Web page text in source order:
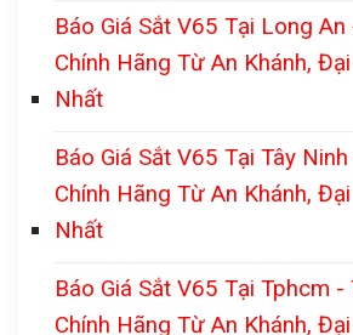
Báo Giá Sắt V65 Tại Long
Chính Hãng Từ An Khánh,
Nhất
Báo Giá Sắt V65 Tại Tây
Chính Hãng Từ An Khánh,
Nhất
Báo Giá Sắt V65 Tại Tphcm
Chính Hãng Từ An Khánh,